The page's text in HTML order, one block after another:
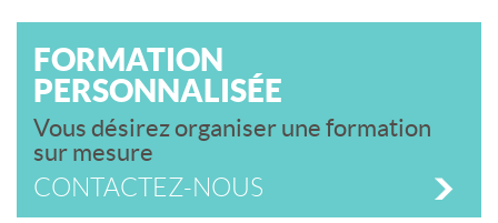
FORMATION
PERSONNALISÉE
Vous désirez organiser une formation
sur mesure
CONTACTEZ-NOUS